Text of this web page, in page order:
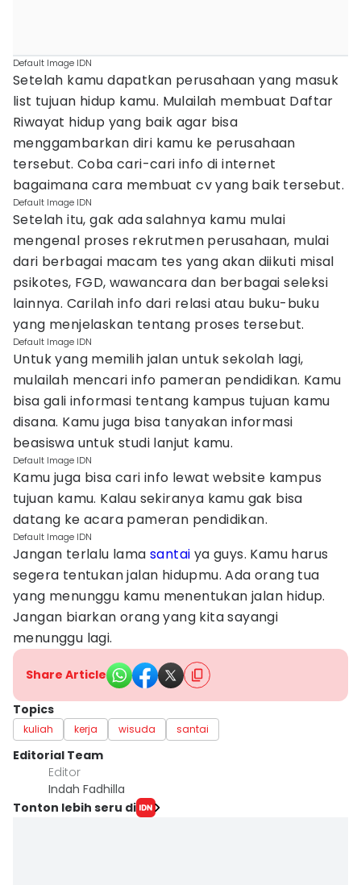
Default Image IDN
Setelah kamu dapatkan perusahaan yang masuk
list tujuan hidup kamu. Mulailah membuat Daftar
Riwayat hidup yang baik agar bisa
menggambarkan diri kamu ke perusahaan
tersebut. Coba cari-cari info di internet
bagaimana cara membuat cv yang baik tersebut.
Default Image IDN
Setelah itu, gak ada salahnya kamu mulai
mengenal proses rekrutmen perusahaan, mulai
dari berbagai macam tes yang akan diikuti misal
psikotes, FGD, wawancara dan berbagai seleksi
lainnya. Carilah info dari relasi atau buku-buku
yang menjelaskan tentang proses tersebut.
Default Image IDN
Untuk yang memilih jalan untuk sekolah lagi,
mulailah mencari info pameran pendidikan. Kamu
bisa gali informasi tentang kampus tujuan kamu
disana. Kamu juga bisa tanyakan informasi
beasiswa untuk studi lanjut kamu.
Default Image IDN
Kamu juga bisa cari info lewat website kampus
tujuan kamu. Kalau sekiranya kamu gak bisa
datang ke acara pameran pendidikan.
Default Image IDN
Jangan terlalu lama santai ya guys. Kamu harus
segera tentukan jalan hidupmu. Ada orang tua
yang menunggu kamu menentukan jalan hidup.
Jangan biarkan orang yang kita sayangi
menunggu lagi.
Share Article
Topics
kuliah kerja wisuda santai
Editorial Team
Editor
Indah Fadhilla
Tonton lebih seru di